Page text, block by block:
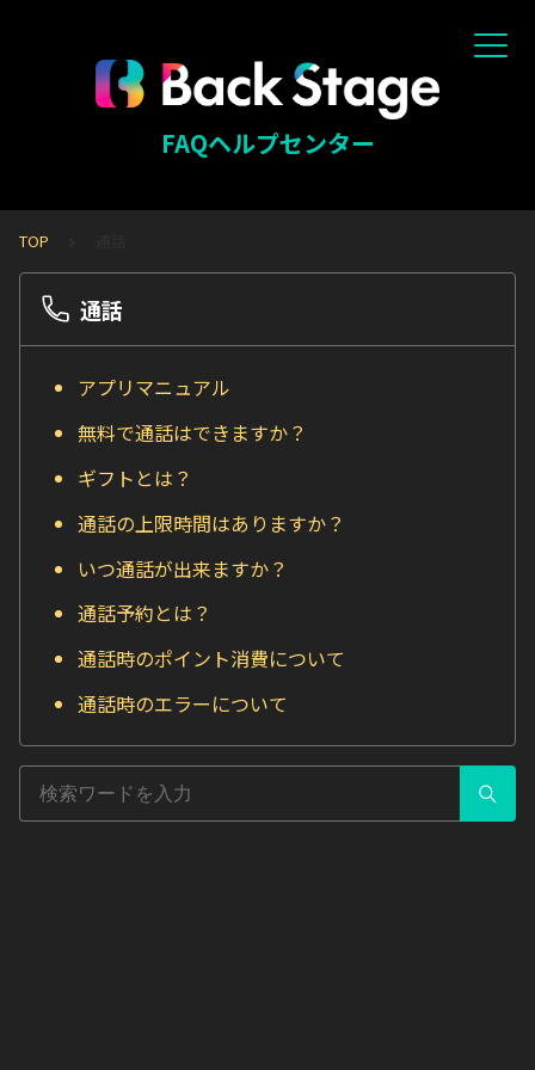
FAQヘルプセンター
TOP
通話
アプリマニュアル
無料で通話はできますか？
ギフトとは？
通話の上限時間はありますか？
いつ通話が出来ますか？
通話予約とは？
通話時のポイント消費について
通話時のエラーについて